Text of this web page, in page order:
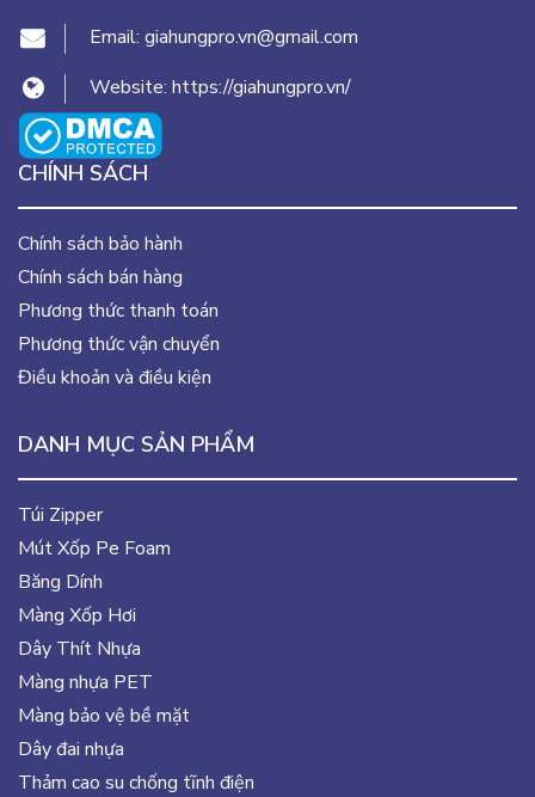
Email: giahungpro.vn@gmail.com
Website: https://giahungpro.vn/
CHÍNH SÁCH
Chính sách bảo hành
Chính sách bán hàng
Phương thức thanh toán
Phương thức vận chuyển
Điều khoản và điều kiện
DANH MỤC SẢN PHẨM
Túi Zipper
Mút Xốp Pe Foam
Băng Dính
Màng Xốp Hơi
Dây Thít Nhựa
Màng nhựa PET
Màng bảo vệ bề mặt
Dây đai nhựa
Thảm cao su chống tĩnh điện